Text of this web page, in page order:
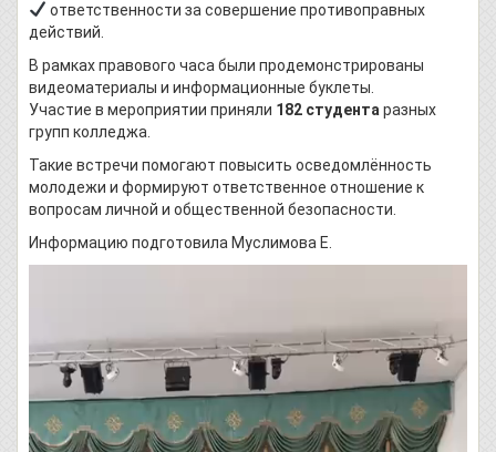
ответственности за совершение противоправных
действий.
В рамках правового часа были продемонстрированы
видеоматериалы и информационные буклеты.
Участие в мероприятии приняли 182 студента разных
групп колледжа.
Такие встречи помогают повысить осведомлённость
молодежи и формируют ответственное отношение к
вопросам личной и общественной безопасности.
Информацию подготовила Муслимова Е.